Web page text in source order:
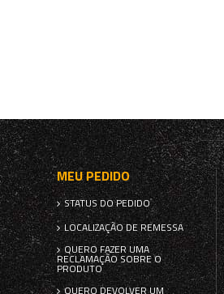
MEU PEDIDO
STATUS DO PEDIDO
LOCALIZAÇÃO DE REMESSA
QUERO FAZER UMA
RECLAMAÇÃO SOBRE O
PRODUTO
QUERO DEVOLVER UM